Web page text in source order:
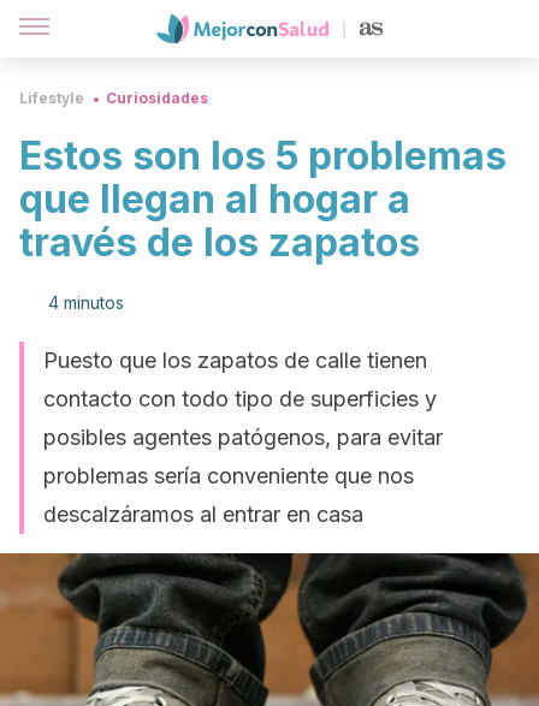
Lifestyle Curiosidades
Estos son los 5 problemas
que llegan al hogar a
través de los zapatos
4 minutos
Puesto que los zapatos de calle tienen
contacto con todo tipo de superficies y
posibles agentes patógenos, para evitar
problemas sería conveniente que nos
descalzáramos al entrar en casa